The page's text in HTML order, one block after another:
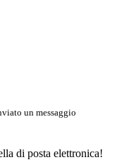
un messaggio
di posta elettronica!